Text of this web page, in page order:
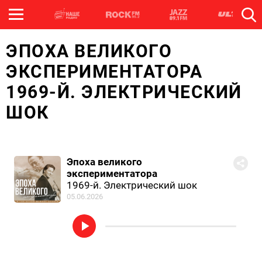
ЭПОХА ВЕЛИКОГО
ЭКСПЕРИМЕНТАТОРА
1969-Й. ЭЛЕКТРИЧЕСКИЙ
ШОК
Эпоха великого
экспериментатора
1969-й. Электрический шок
05.06.2026